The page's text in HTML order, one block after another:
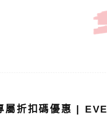
屬折扣碼優惠 |